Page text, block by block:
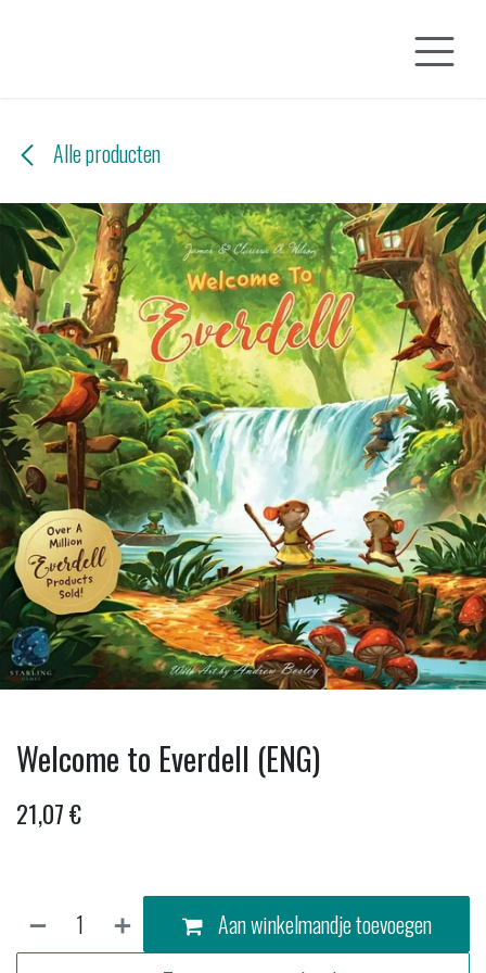
Alle producten
Welcome to Everdell (ENG)
21,07€
Aan winkelmandje toevoegen